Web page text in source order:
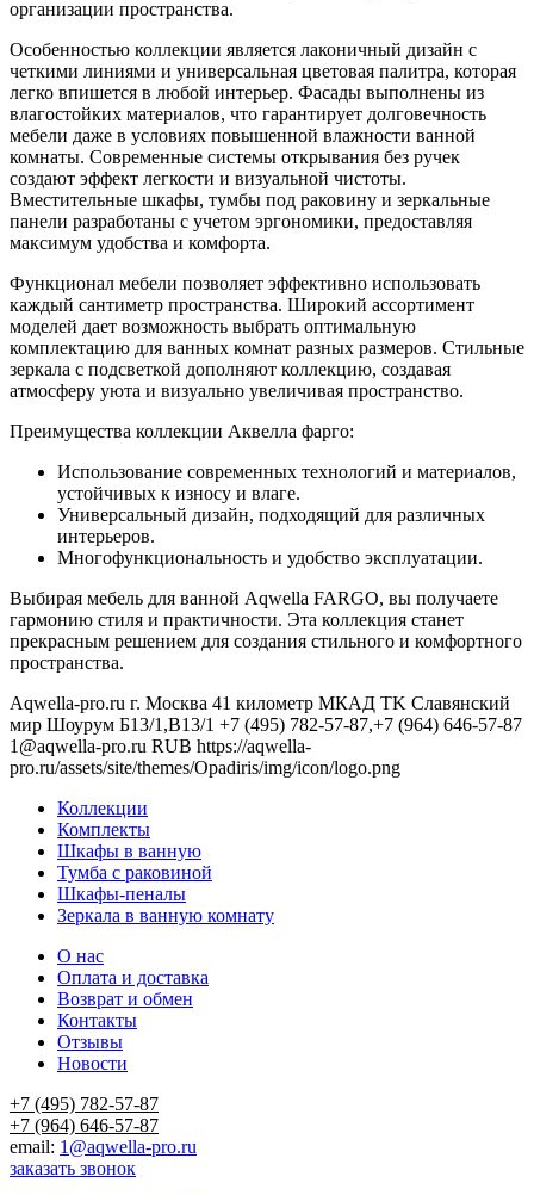
организации пространства.
Особенностью коллекции является лаконичный дизайн с
четкими линиями и универсальная цветовая палитра, которая
легко впишется в любой интерьер. Фасады выполнены из
влагостойких материалов, что гарантирует долговечность
мебели даже в условиях повышенной влажности ванной
комнаты. Современные системы открывания без ручек
создают эффект легкости и визуальной чистоты.
Вместительные шкафы, тумбы под раковину и зеркальные
панели разработаны с учетом эргономики, предоставляя
максимум удобства и комфорта.
Функционал мебели позволяет эффективно использовать
каждый сантиметр пространства. Широкий ассортимент
моделей дает возможность выбрать оптимальную
комплектацию для ванных комнат разных размеров. Стильные
зеркала с подсветкой дополняют коллекцию, создавая
атмосферу уюта и визуально увеличивая пространство.
Преимущества коллекции Аквелла фарго:
Использование современных технологий и материалов,
устойчивых к износу и влаге.
Универсальный дизайн, подходящий для различных
интерьеров.
Многофункциональность и удобство эксплуатации.
Выбирая мебель для ванной Aqwella FARGO, вы получаете
гармонию стиля и практичности. Эта коллекция станет
прекрасным решением для создания стильного и комфортного
пространства.
Aqwella-pro.ru г. Москва 41 километр МКАД TK Славянский
мир Шоурум Б13/1,В13/1 +7 (495) 782-57-87,+7 (964) 646-57-87
1@aqwella-pro.ru RUB https://aqwella-
pro.ru/assets/site/themes/Opadiris/img/icon/logo.png
Коллекции
Комплекты
Шкафы в ванную
Тумба с раковиной
Шкафы-пеналы
Зеркала в ванную комнату
О нас
Оплата и доставка
Возврат и обмен
Контакты
Отзывы
Новости
+7 (495) 782-57-87
+7 (964) 646-57-87
email: 1@aqwella-pro.ru
заказать звонок